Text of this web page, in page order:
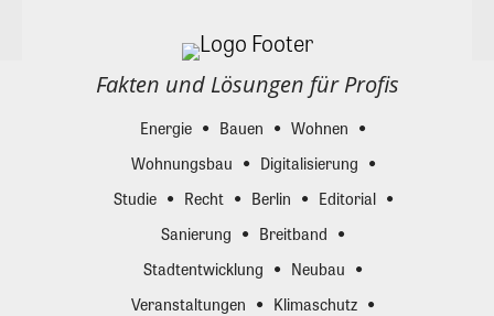
Fakten und Lösungen für Profis
Energie Bauen
Wohnen
Wohnungsbau
Digitalisierung
Studie
Recht Berlin
Editorial
Sanierung
Breitband
Stadtentwicklung
Neubau
Veranstaltungen
Klimaschutz